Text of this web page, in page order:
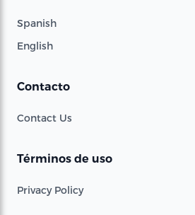
Spanish
English
Contacto
Contact Us
Términos de uso
Privacy Policy